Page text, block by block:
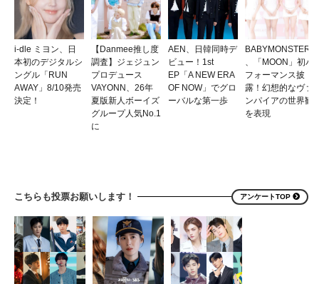
i-dle ミヨン、日
本初のデジタルシ
ングル「RUN
AWAY」8/10発売
決定！
【Danmee推し度
調査】ジェジュン
プロデュース
VAYONN、26年
夏版新人ボーイズ
グループ人気No.1
に
AEN、日韓同時デ
ビュー！1st
EP「A NEW ERA
OF NOW」でグロ
ーバルな第一歩
BABYMONSTER
、「MOON」初パ
フォーマンス披
露！幻想的なヴァ
ンパイアの世界観
を表現
こちらも投票お願いします！ アンケートTOP